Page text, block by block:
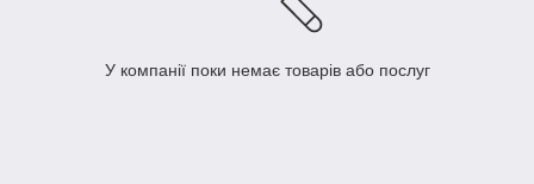
У компанії поки немає товарів або послуг